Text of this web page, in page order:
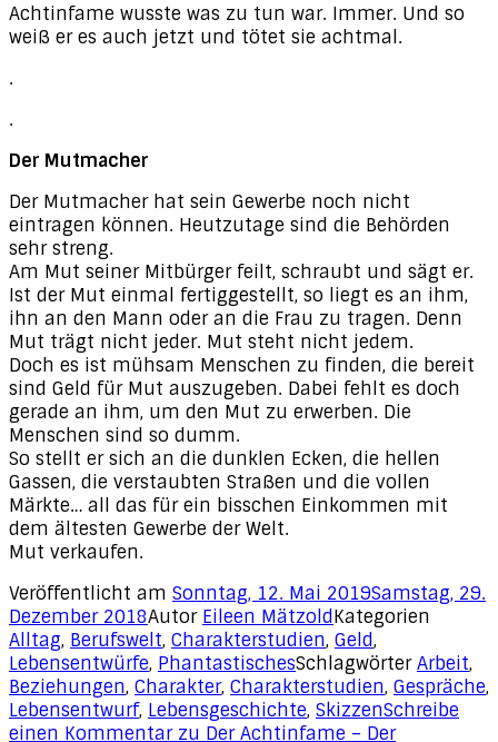
Achtinfame wusste was zu tun war. Immer. Und so
weiß er es auch jetzt und tötet sie achtmal.
.
.
Der Mutmacher
Der Mutmacher hat sein Gewerbe noch nicht
eintragen können. Heutzutage sind die Behörden
sehr streng.
Am Mut seiner Mitbürger feilt, schraubt und sägt er.
Ist der Mut einmal fertiggestellt, so liegt es an ihm,
ihn an den Mann oder an die Frau zu tragen. Denn
Mut trägt nicht jeder. Mut steht nicht jedem.
Doch es ist mühsam Menschen zu finden, die bereit
sind Geld für Mut auszugeben. Dabei fehlt es doch
gerade an ihm, um den Mut zu erwerben. Die
Menschen sind so dumm.
So stellt er sich an die dunklen Ecken, die hellen
Gassen, die verstaubten Straßen und die vollen
Märkte… all das für ein bisschen Einkommen mit
dem ältesten Gewerbe der Welt.
Mut verkaufen.
Veröffentlicht am Sonntag, 12. Mai 2019Samstag, 29.
Dezember 2018Autor Eileen MätzoldKategorien
Alltag, Berufswelt, Charakterstudien, Geld,
Lebensentwürfe, PhantastischesSchlagwörterArbeit,
Beziehungen, Charakter, Charakterstudien, Gespräche,
Lebensentwurf, Lebensgeschichte, SkizzenSchreibe
einen Kommentarzu Der Achtinfame – Der